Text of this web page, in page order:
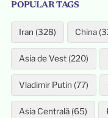
POPULAR TAGS
Iran (328) China
Asia de Vest (220)
Vladimir Putin (77)
Asia Centrală (65)